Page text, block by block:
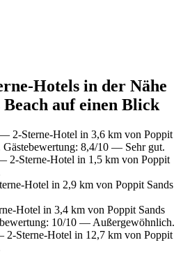
Hotels in der Nähe
auf einen Blick
2-Sterne-Hotel in 3,6 km von Poppit
Gästebewertung: 8,4/10 — Sehr gut.
2-Sterne-Hotel in 1,5 km von Poppit
Hotel in 2,9 km von Poppit Sands
Hotel in 3,4 km von Poppit Sands
10/10 — Außergewöhnlich.
Sterne-Hotel in 12,7 km von Poppit